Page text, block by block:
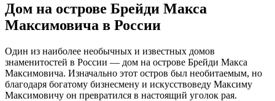
Дом на острове Брейди Макса
Максимовича в России
Один из наиболее необычных и известных домов
знаменитостей в России — дом на острове Брейди Макса
Максимовича. Изначально этот остров был необитаемым, но
благодаря богатому бизнесмену и искусствоведу Максиму
Максимовичу он превратился в настоящий уголок рая.